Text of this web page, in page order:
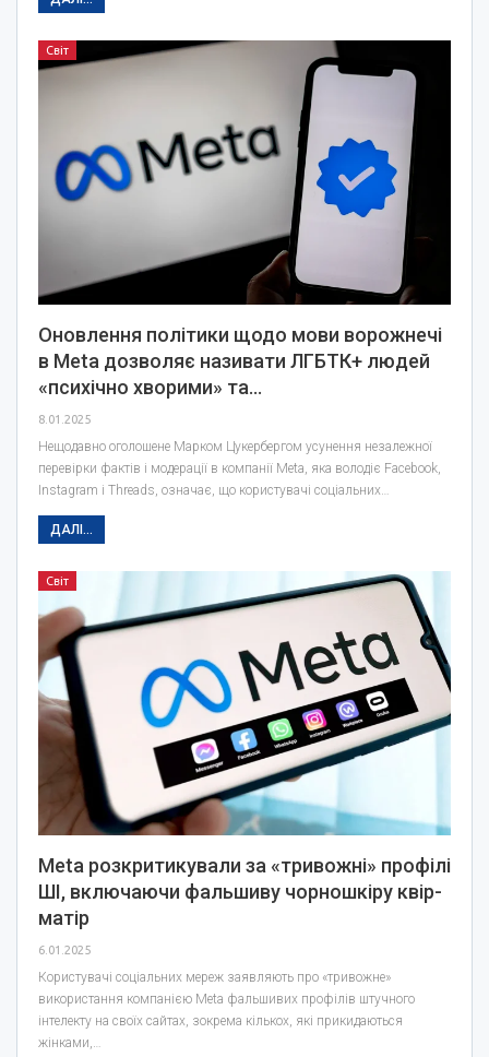
Світ
Оновлення політики щодо мови ворожнечі
в Meta дозволяє називати ЛГБТК+ людей
«психічно хворими» та…
8.01.2025
Нещодавно оголошене Марком Цукербергом усунення незалежної
перевірки фактів і модерації в компанії Meta, яка володіє Facebook,
Instagram і Threads, означає, що користувачі соціальних…
ДАЛІ...
Світ
Meta розкритикували за «тривожні» профілі
ШІ, включаючи фальшиву чорношкіру квір-
матір
6.01.2025
Користувачі соціальних мереж заявляють про «тривожне»
використання компанією Meta фальшивих профілів штучного
інтелекту на своїх сайтах, зокрема кількох, які прикидаються
жінками,…